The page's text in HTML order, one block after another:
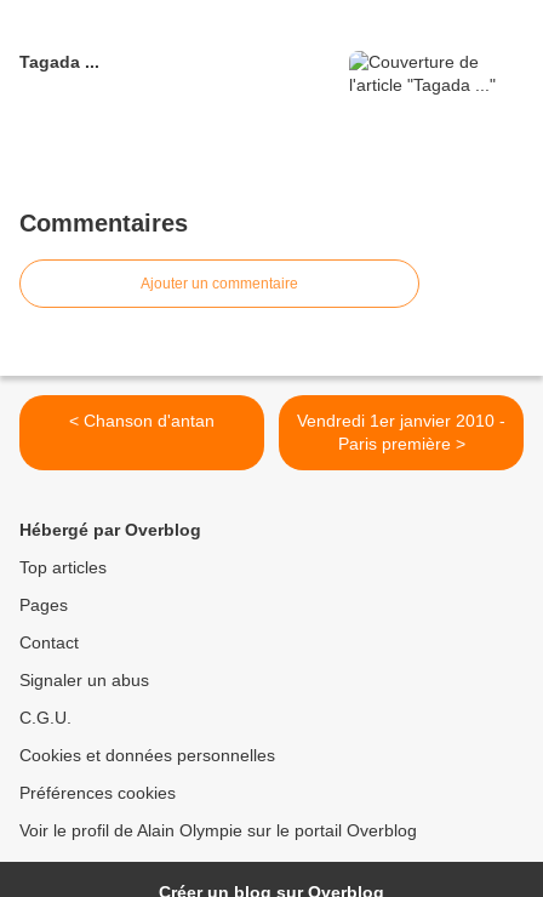
Tagada ...
Commentaires
Ajouter un commentaire
< Chanson d'antan
Vendredi 1er janvier 2010 -
Paris première >
Hébergé par Overblog
Top articles
Pages
Contact
Signaler un abus
C.G.U.
Cookies et données personnelles
Préférences cookies
Voir le profil de Alain Olympie sur le portail Overblog
Créer un blog sur Overblog